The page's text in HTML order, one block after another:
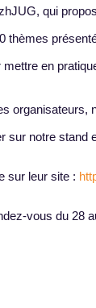
qui
thèmes
mettre en
organisateurs,
sur notre stand
sur leur site :
vous du 28